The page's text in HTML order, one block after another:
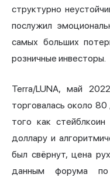
структурно
послужил
самых больших
розничные инвесторы.
Terra/LUNA, май
торговалась около
того как
доллару и
был свёрнут, цена
данным форума по